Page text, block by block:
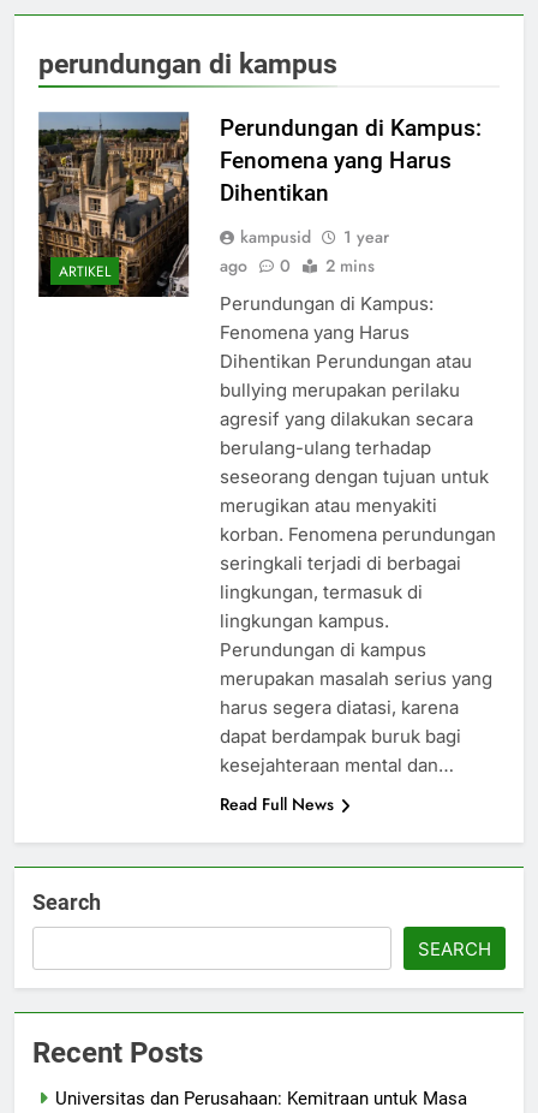
perundungan di kampus
ARTIKEL
Perundungan di Kampus:
Fenomena yang Harus
Dihentikan
kampusid
1 year
ago
0 2 mins
Perundungan di Kampus:
Fenomena yang Harus
Dihentikan Perundungan atau
bullying merupakan perilaku
agresif yang dilakukan secara
berulang-ulang terhadap
seseorang dengan tujuan untuk
merugikan atau menyakiti
korban. Fenomena perundungan
seringkali terjadi di berbagai
lingkungan, termasuk di
lingkungan kampus.
Perundungan di kampus
merupakan masalah serius yang
harus segera diatasi, karena
dapat berdampak buruk bagi
kesejahteraan mental dan…
Read Full News
Search
SEARCH
Recent Posts
Universitas dan Perusahaan: Kemitraan untuk Masa